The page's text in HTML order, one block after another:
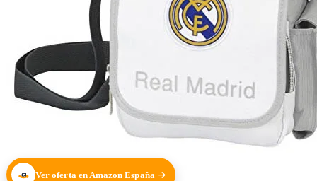
Ver oferta en Amazon España